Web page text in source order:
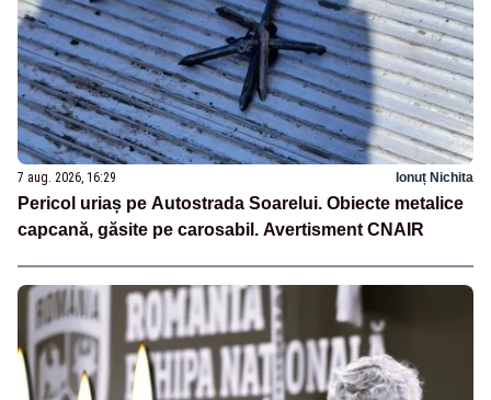
7 aug. 2026, 16:29 Ionuț Nichita
Pericol uriaș pe Autostrada Soarelui. Obiecte metalice
capcană, găsite pe carosabil. Avertisment CNAIR